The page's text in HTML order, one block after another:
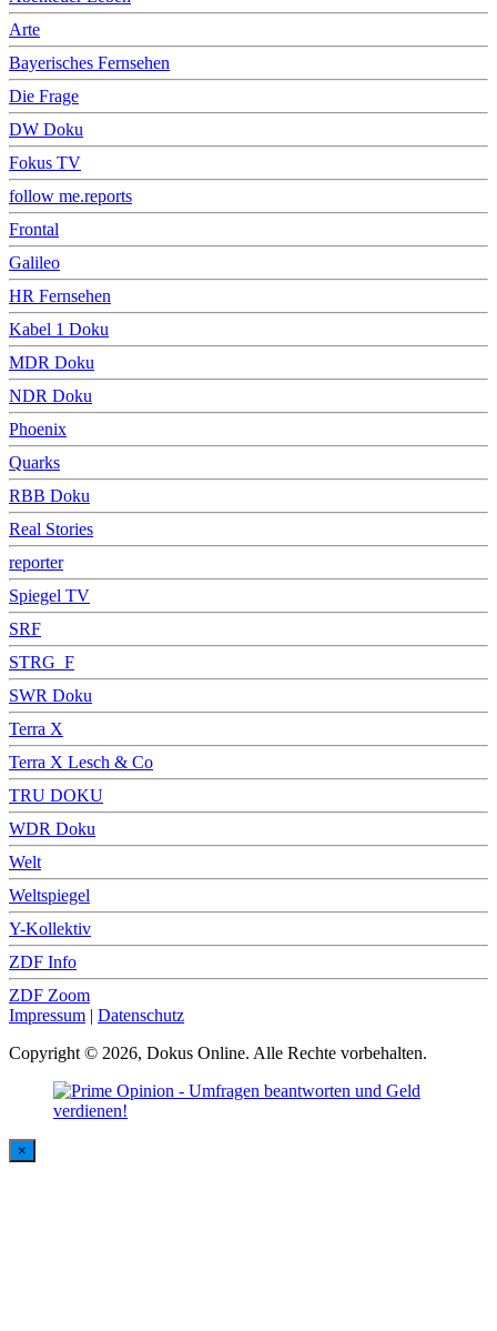
Arte
Bayerisches Fernsehen
Die Frage
DW Doku
Fokus TV
follow me.reports
Frontal
Galileo
HR Fernsehen
Kabel 1 Doku
MDR Doku
NDR Doku
Phoenix
Quarks
RBB Doku
Real Stories
reporter
Spiegel TV
SRF
STRG_F
SWR Doku
Terra X
Terra X Lesch & Co
TRU DOKU
WDR Doku
Welt
Weltspiegel
Y-Kollektiv
ZDF Info
ZDF Zoom
Impressum | Datenschutz
Copyright © 2026, Dokus Online. Alle Rechte vorbehalten.
×